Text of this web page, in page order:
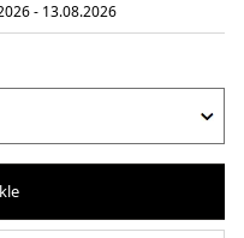
- 13.08.2026